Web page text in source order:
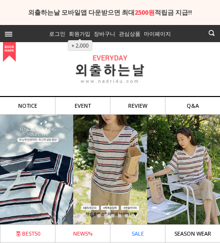
외출하는날 모바일앱 다운받으면 최대2500원적립금 지급!!
로그인 회원가입
+ 2,000
장바구니 관심상품 마이페이지
NOTICE EVENT REVIEW Q&A
BEST50 NEW5% SALE SEASON WEAR